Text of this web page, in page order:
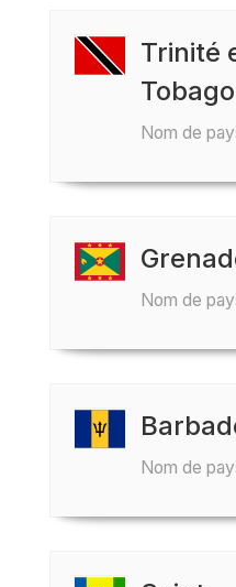
Trinité
Tobago
Nom de
Nom de
Nom de